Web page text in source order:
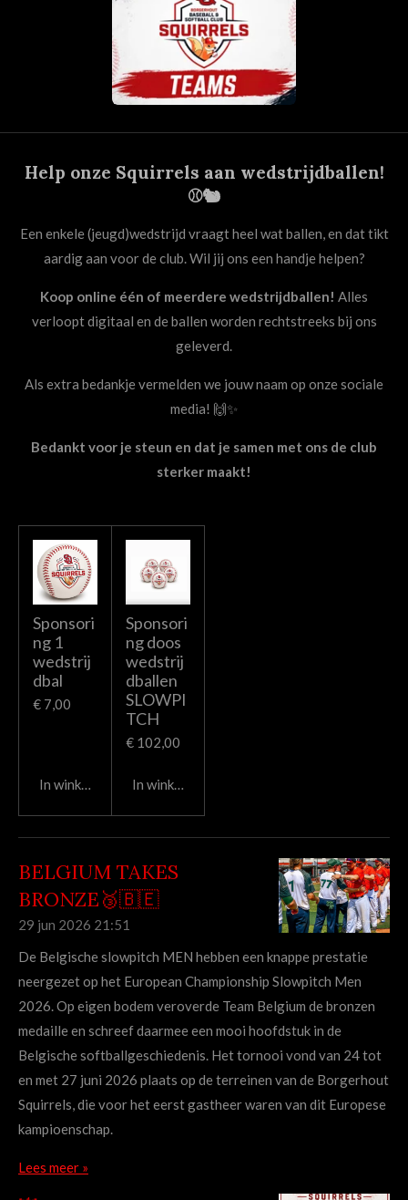
Help onze Squirrels aan wedstrijdballen!
⚾🐿️
Een enkele (jeugd)wedstrijd vraagt heel wat ballen, en dat tikt
aardig aan voor de club. Wil jij ons een handje helpen?
Koop online één of meerdere wedstrijdballen! Alles
verloopt digitaal en de ballen worden rechtstreeks bij ons
geleverd.
Als extra bedankje vermelden we jouw naam op onze sociale
media! 🙌✨
Bedankt voor je steun en dat je samen met ons de club
sterker maakt!
Sponsori
ng 1
wedstrij
dbal
€ 7,00
In winkelwagen
Sponsori
ng doos
wedstrij
dballen
SLOWPI
TCH
€ 102,00
In winkelwagen
BELGIUM TAKES
BRONZE🥉🇧🇪
29 jun 2026 21:51
De Belgische slowpitch MEN hebben een knappe prestatie
neergezet op het European Championship Slowpitch Men
2026. Op eigen bodem veroverde Team Belgium de bronzen
medaille en schreef daarmee een mooi hoofdstuk in de
Belgische softballgeschiedenis. Het tornooi vond van 24 tot
en met 27 juni 2026 plaats op de terreinen van de Borgerhout
Squirrels, die voor het eerst gastheer waren van dit Europese
kampioenschap.
Lees meer »